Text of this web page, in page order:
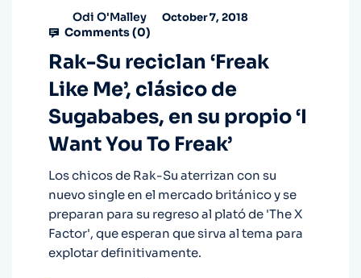
Odi O'Malley October 7, 2018
Comments (0)
Rak-Su reciclan ‘Freak
Like Me’, clásico de
Sugababes, en su propio ‘I
Want You To Freak’
Los chicos de Rak-Su aterrizan con su
nuevo single en el mercado británico y se
preparan para su regreso al plató de 'The X
Factor', que esperan que sirva al tema para
explotar definitivamente.